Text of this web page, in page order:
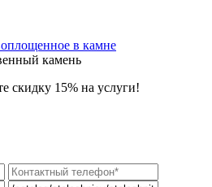
в камне
камень
скидку 15% на услуги!